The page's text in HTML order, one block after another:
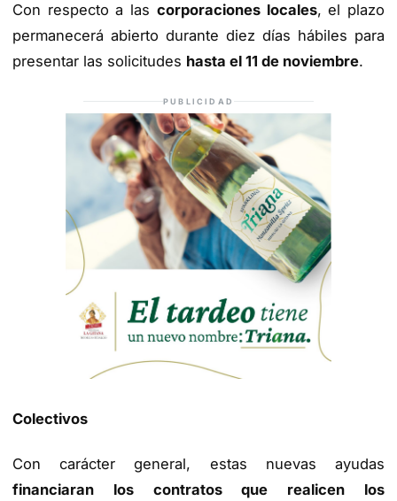
Con respecto a las corporaciones locales, el plazo
permanecerá abierto durante diez días hábiles para
presentar las solicitudes hasta el 11 de noviembre.
PUBLICIDAD
Colectivos
Con carácter general, estas nuevas ayudas
financiaran los contratos que realicen los